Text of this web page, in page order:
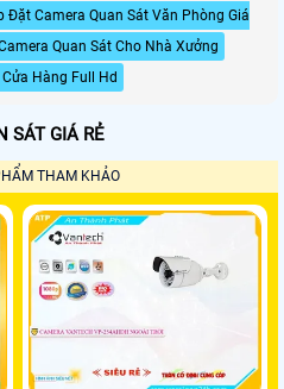
Đặt Camera Quan Sát Văn Phòng Giá
Quan Sát Cho Nhà Xưởng
Hàng Full Hd
SÁT GIÁ RẺ
THAM KHẢO